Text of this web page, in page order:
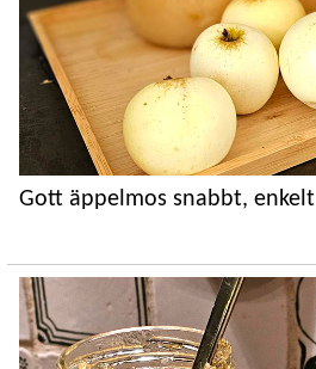
Gott äppelmos snabbt, enkelt